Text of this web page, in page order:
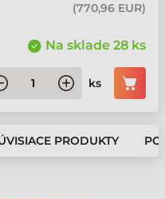
(770,96 EUR)
Na sklade 28 ks
ks
PRODUKTY